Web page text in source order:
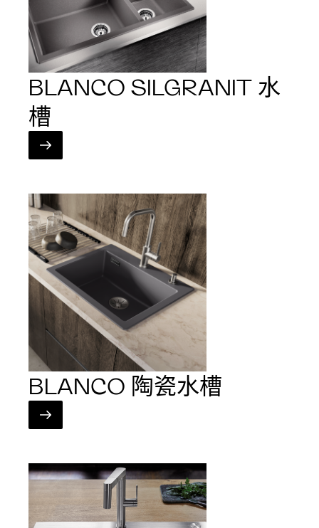
BLANCO SILGRANIT 水
槽
BLANCO 陶瓷水槽